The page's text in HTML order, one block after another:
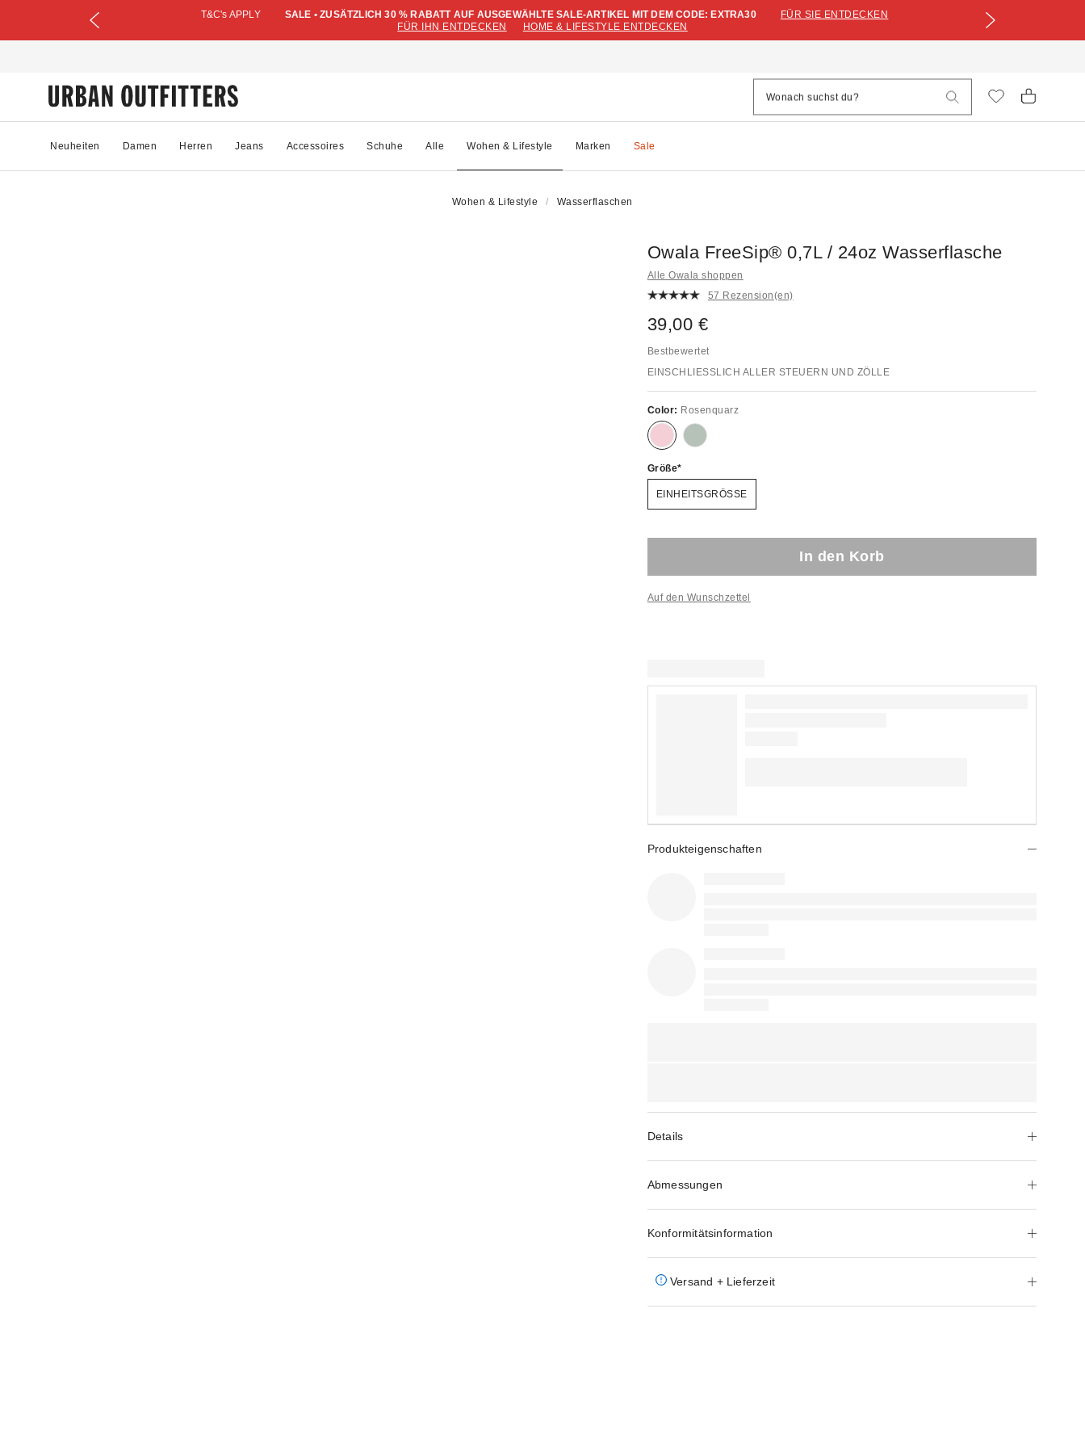
T&C's APPLY SALE • ZUSÄTZLICH 30 % RABATT AUF AUSGEWÄHLTE SALE-ARTIKEL MIT DEM CODE: EXTRA30
FÜR SIE ENTDECKEN
FÜR IHN ENTDECKEN
HOME & LIFESTYLE ENTDECKEN
Neuheiten Damen Herren Jeans Accessoires Schuhe Alle Wohen & Lifestyle Marken Sale
Wohen & Lifestyle Wasserflaschen
Owala FreeSip® 0,7L / 24oz Wasserflasche
Alle Owala shoppen
57 Rezension(en)
39,00 €
Bestbewertet
EINSCHLIESSLICH ALLER STEUERN UND ZÖLLE
Color: Rosenquarz
Größe
EINHEITSGRÖSSE
In den Korb
Auf den Wunschzettel
Produkteigenschaften
Details
Abmessungen
Konformitätsinformation
Versand + Lieferzeit